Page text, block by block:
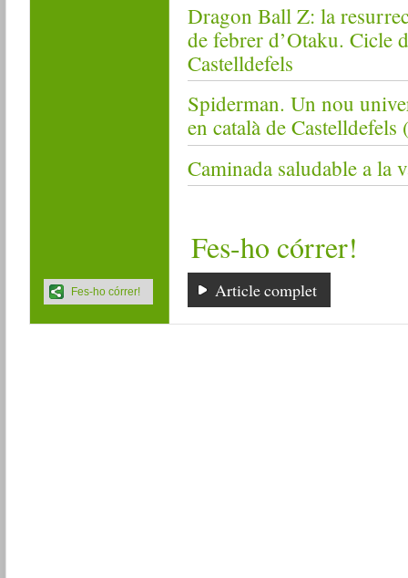
Dragon Ball Z: la
de febrer d’Otaku. Cicle
Castelldefels
Spiderman. Un nou
en català de
Caminada saludable a la
Fes-ho córrer!
Article complet
Fes-ho córrer!